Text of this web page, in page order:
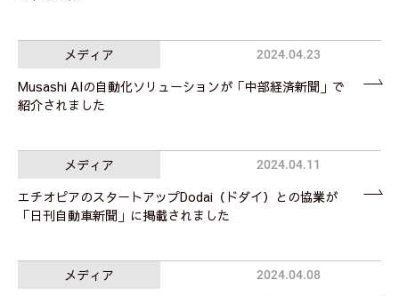
メディア
Musashi AIの自動化ソリューションが「中部経済新聞」で
紹介されました
2024.04.23
メディア
エチオピアのスタートアップDodai（ドダイ）との協業が
「日刊自動車新聞」に掲載されました
2024.04.11
メディア
2024.04.08